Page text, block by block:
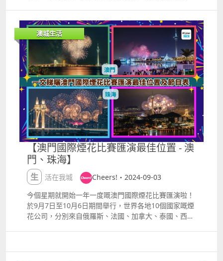
日期：9月27日 托盤比賽 地點：大三巴耶穌會廣場（起
點） rarr; 議事亭前地 吉祥物歡樂跑 地點：澳品薈（板
樟堂玫瑰聖母堂旁，起點） rarr; 議事亭前地 時間：下
午1時至5時50分 票價：免費觀賞 4. 2024奇妙小村莊之
世界旅遊同樂日 為期一週嘅活動設有本地文創攤位、攤
位遊戲、充氣裝置及迪士尼商品限定店，另外更有舞台
表演及抽獎，大家可以係呢個「小村莊」裡遊遍全世
界。 日期：9月26日至10月2日 時間：週一至週五下午
4時至晚上10時；週六及週日下午1時至晚上8時 地點：
塔石廣場 票價：免費入場 5.火樹銀光之煙花織夢 澳門
首個與國際煙花匯演聯動的劇本殺活動。劇本以民國時
期的澳門為背景，玩家在過程中可穿上民國風情的服
飾，並與朋友們一起探索一段被隱藏起來的澳門歷史。
日期：9月7、14、21日（9月7日場次因天氣不確定性
原因將延期舉行） 時間：下午6時 地點：南灣．雅文湖
畔 票價：MOP200（購票：
docs.qq.comformpageDUkxMcWhGTWpiZHdq#fill
） 大家有興趣可以去睇呢啲活動！感受澳門嘅活力！
家人愛人邊嘆美食邊欣賞世界級煙花，加上福布斯五星
住宿同水療，週末行程get xi; ✿＞◡❛ 下面等我帶大家
一齊睇下3間餐廳最近有咩吸引嘅優惠同招牌菜啦！ 近
期優惠 以您之名 bull;鋒饗金秋｜新濠鋒請你食飯如果
你身份證（姓名）入面有「新濠鋒」或者「ALTIRA」
任何一個字，就可以享受殿堂餐廳8折優惠。如果你集
齊曬6個字母或3個中文字，比如你很幸運地叫做「新濠
鋒」，仲可以免費食一餐！推廣期由2024年9月1日至
10月31日。 條款及細則適用。 以您之名‧鋒饗金秋：
httpss.ctm.net7wBra 「濠」賞會員日做「新濠風尚」
會員，每月8號，65折濠嘆多間星級米芝蓮殿堂食府及
名廚時令美饌（包括提到的3間餐廳）！ 記得鎖定每月
8號，一齊嚟濠食、濠玩、濠享受！ 菜品介紹 鋒饗煙花
盛薈澳門國際煙花比賽將喺9月14、21號同埋10月1、6
號舉行，好多人都好期待！喺呢啲日子，你可以到新濠
鋒食煙花晚餐，揀你鍾意嘅菜，喺落地玻璃前邊食邊欣
賞煙花，美食加美景，真心正！ 鋒饗煙花盛薈：
httpss.ctm.net8c3sV 煙花晚餐美食推介 米芝蓮一星
「帝影樓」：由大廚特製嘅20年陳花雕熟醉拆海奄蟹和
澳城生活
【澳門國際煙花比賽匯演最佳位置 - 澳
門、珠海】
生活在我城
Cheers!・2024-09-03
今個星期就開始一年一度嘅澳門國際煙花比賽匯演啦！
於9月7日至10月6日期間舉行，世界各地10個國家嘅煙
花公司，分別來自俄羅斯、法國、加拿大、泰國、西班